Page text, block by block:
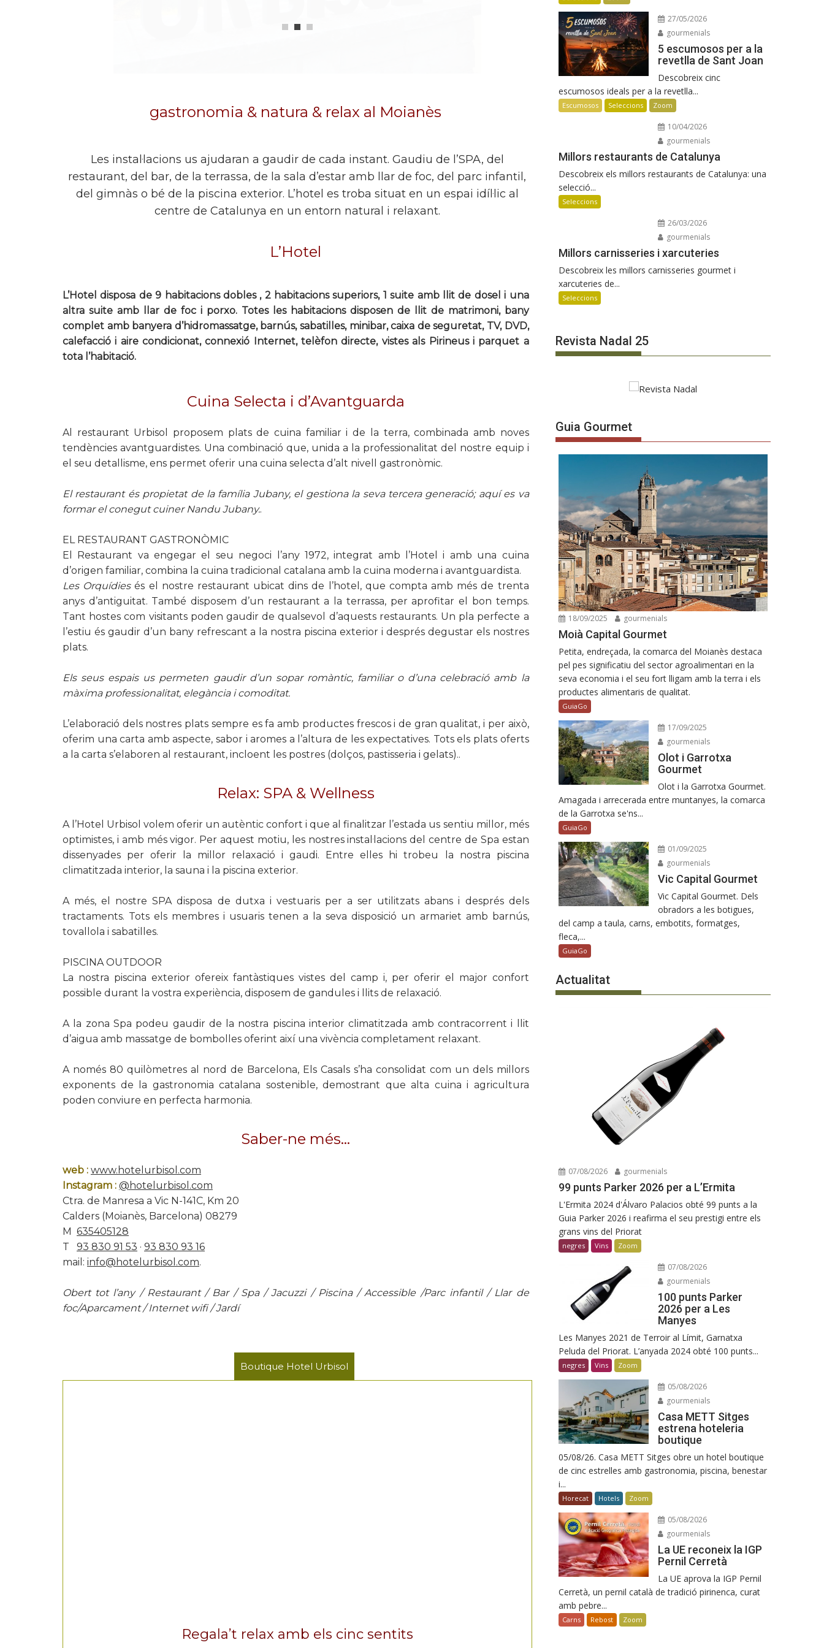
gastronomia & natura & relax al Moianès
Les instal·lacions us ajudaran a gaudir de cada instant. Gaudiu de l’SPA, del
restaurant, del bar, de la terrassa, de la sala d’estar amb llar de foc, del parc infantil,
del gimnàs o bé de la piscina exterior. L’hotel es troba situat en un espai idíl·lic al
centre de Catalunya en un entorn natural i relaxant.
L’Hotel
L’Hotel disposa de 9 habitacions dobles , 2 habitacions superiors, 1 suite amb llit de dosel i una
altra suite amb llar de foc i porxo. Totes les habitacions disposen de llit de matrimoni, bany
complet amb banyera d’hidromassatge, barnús, sabatilles, minibar, caixa de seguretat, TV, DVD,
calefacció i aire condicionat, connexió Internet, telèfon directe, vistes als Pirineus i parquet a
tota l’habitació.
Cuina Selecta i d’Avantguarda
Al restaurant Urbisol proposem plats de cuina familiar i de la terra, combinada amb noves
tendències avantguardistes. Una combinació que, unida a la professionalitat del nostre equip i
el seu detallisme, ens permet oferir una cuina selecta d’alt nivell gastronòmic.
El restaurant és propietat de la família Jubany, el gestiona la seva tercera generació; aquí es va
formar el conegut cuiner Nandu Jubany..
EL RESTAURANT GASTRONÒMIC
El Restaurant va engegar el seu negoci l’any 1972, integrat amb l’Hotel i amb una cuina
d’origen familiar, combina la cuina tradicional catalana amb la cuina moderna i avantguardista.
Les Orquídiesés el nostre restaurant ubicat dins de l’hotel, que compta amb més de trenta
anys d’antiguitat. També disposem d’un restaurant a la terrassa, per aprofitar el bon temps.
Tant hostes com visitants poden gaudir de qualsevol d’aquests restaurants. Un pla perfecte a
l’estiu és gaudir d’un bany refrescant a la nostra piscina exterior i després degustar els nostres
plats.
Els seus espais us permeten gaudir d’un sopar romàntic, familiar o d’una celebració amb la
màxima professionalitat, elegància i comoditat.
L’elaboració dels nostres plats sempre es fa amb productes frescos i de gran qualitat, i per això,
oferim una carta amb aspecte, sabor i aromes a l’altura de les expectatives. Tots els plats oferts
a la carta s’elaboren al restaurant, incloent les postres (dolços, pastisseria i gelats)..
Relax: SPA & Wellness
A l’Hotel Urbisol volem oferir un autèntic confort i que al finalitzar l’estada us sentiu millor, més
optimistes, i amb més vigor. Per aquest motiu, les nostres instal·lacions del centre de Spa estan
dissenyades per oferir la millor relaxació i gaudi. Entre elles hi trobeu la nostra piscina
climatitzada interior, la sauna i la piscina exterior.
A més, el nostre SPA disposa de dutxa i vestuaris per a ser utilitzats abans i després dels
tractaments. Tots els membres i usuaris tenen a la seva disposició un armariet amb barnús,
tovallola i sabatilles.
PISCINA OUTDOOR
La nostra piscina exterior ofereix fantàstiques vistes del camp i, per oferir el major confort
possible durant la vostra experiència, disposem de gandules i llits de relaxació.
A la zona Spa podeu gaudir de la nostra piscina interior climatitzada amb contracorrent i llit
d’aigua amb massatge de bombolles oferint així una vivència completament relaxant.
A només 80 quilòmetres al nord de Barcelona, Els Casals s’ha consolidat com un dels millors
exponents de la gastronomia catalana sostenible, demostrant que alta cuina i agricultura
poden conviure en perfecta harmonia.
Saber-ne més…
web : www.hotelurbisol.com
Instagram : @hotelurbisol.com
Ctra. de Manresa a Vic N-141C, Km 20
Calders (Moianès, Barcelona) 08279
M 635405128
T 93 830 91 53 · 93 830 93 16
mail: info@hotelurbisol.com.
Obert tot l’any / Restaurant / Bar / Spa / Jacuzzi / Piscina / Accessible /Parc infantil / Llar de
foc/Aparcament / Internet wifi / Jardí
Boutique Hotel Urbisol
Regala’t relax amb els cinc sentits
27/05/2026
gourmenials
5 escumosos per a la
revetlla de Sant Joan
Descobreix cinc
escumosos ideals per a la revetlla...
Escumosos Seleccions Zoom
10/04/2026
gourmenials
Millors restaurants de Catalunya
Descobreix els millors restaurants de Catalunya: una
selecció...
Seleccions
26/03/2026
gourmenials
Millors carnisseries i xarcuteries
Descobreix les millors carnisseries gourmet i
xarcuteries de...
Seleccions
Revista Nadal 25
Guia Gourmet
18/09/2025 gourmenials
Moià Capital Gourmet
Petita, endreçada, la comarca del Moianès destaca
pel pes significatiu del sector agroalimentari en la
seva economia i el seu fort lligam amb la terra i els
productes alimentaris de qualitat.
GuiaGo
17/09/2025
gourmenials
Olot i Garrotxa
Gourmet
Olot i la Garrotxa Gourmet.
Amagada i arrecerada entre muntanyes, la comarca
de la Garrotxa se'ns...
GuiaGo
01/09/2025
gourmenials
Vic Capital Gourmet
Vic Capital Gourmet. Dels
obradors a les botigues,
del camp a taula, carns, embotits, formatges,
fleca,...
GuiaGo
Actualitat
07/08/2026 gourmenials
99 punts Parker 2026 per a L’Ermita
L'Ermita 2024 d'Álvaro Palacios obté 99 punts a la
Guia Parker 2026 i reafirma el seu prestigi entre els
grans vins del Priorat
negres Vins Zoom
07/08/2026
gourmenials
100 punts Parker
2026 per a Les
Manyes
Les Manyes 2021 de Terroir al Límit, Garnatxa
Peluda del Priorat. L’anyada 2024 obté 100 punts...
negres Vins Zoom
05/08/2026
gourmenials
Casa METT Sitges
estrena hoteleria
boutique
05/08/26. Casa METT Sitges obre un hotel boutique
de cinc estrelles amb gastronomia, piscina, benestar
i...
Horecat Hotels Zoom
05/08/2026
gourmenials
La UE reconeix la IGP
Pernil Cerretà
La UE aprova la IGP Pernil
Cerretà, un pernil català de tradició pirinenca, curat
amb pebre...
Carns Rebost Zoom